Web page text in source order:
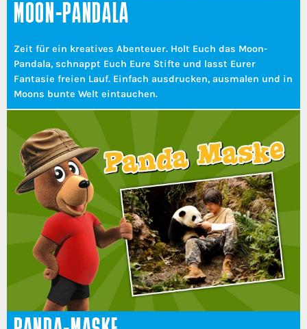
MOON-PANDALA
Zeit für ein kreatives Abenteuer. Holt Euch das Moon-
Pandala, schnappt Euch Eure Stifte und lasst Eurer
Fantasie freien Lauf. Einfach ausdrucken, ausmalen und in
Moons bunte Welt eintauchen.